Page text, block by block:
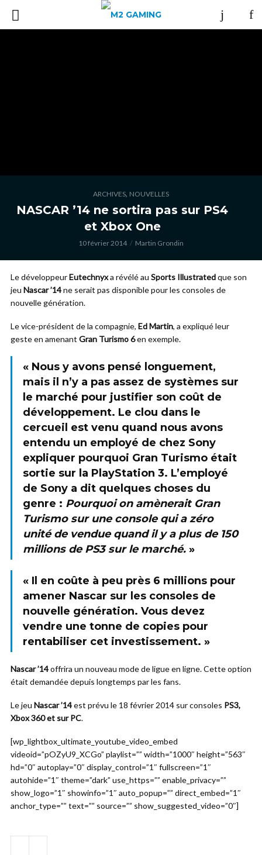
ARCHIVES, NOUVELLES
NASCAR ’14 ne sortira pas sur PS4
et Xbox One
10 février 2014 Martin Grondin
Le développeurEutechnyxa révélé au Sports Illustratedque son
jeu Nascar ’14ne serait pas disponible pour les consoles de
nouvelle génération.
Le vice-président de la compagnie, Ed Martin, a expliqué leur
geste en amenant Gran Turismo 6en exemple.
« Nous y avons pensé longuement,
mais il n’y a pas assez de systèmes sur
le marché pour justifier son coût de
développement. Le clou dans le
cercueil est venu quand nous avons
entendu un employé de chez Sony
expliquer pourquoi Gran Turismo était
sortie sur la PlayStation 3. L’employé
de Sony a dit quelques choses du
genre : Pourquoi on amènerait Gran
Turismo sur une console qui a zéro
unité de vendue quand il y a plus de 150
millions de PS3 sur le marché. »
« Il en coûte à peu près 6 millions pour
amener Nascar sur les consoles de
nouvelle génération. Vous devez
vendre une tonne de copies pour
rentabiliser cet investissement. »
Nascar ’14offrira un nouveau mode de ligue en ligne. Cette option
était demandée depuis longtemps par les fans.
Le jeu Nascar ’14est prévu le 18 février 2014 sur consoles PS3,
Xbox 360 et sur PC.
[wp_lightbox_ultimate_youtube_video_embed
videoid=”pOZyU9_XCGo” playlist=”” width=”1000″ height=”563″
hd=”0″ autoplay=”0″ display_control=”1″ fullscreen=”1″
autohide=”1″ theme=”dark” use_https=”” enable_privacy=””
show_logo=”1″ showinfo=”1″ auto_popup=”” direct_embed=”1″
anchor_type=”” text=”” source=”” show_suggested_video=”0″]